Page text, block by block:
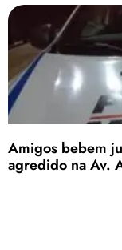
Amigos bebem
agredido na Av.